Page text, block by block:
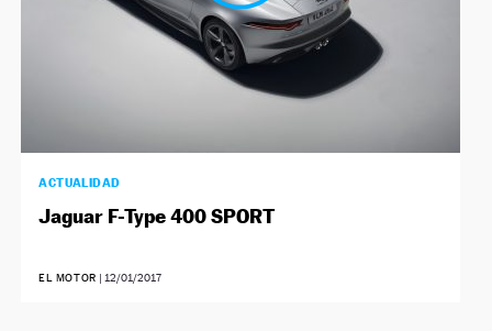
ACTUALIDAD
Jaguar F-Type 400 SPORT
EL MOTOR |12/01/2017